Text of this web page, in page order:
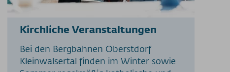
Kirchliche Veranstaltungen
Bei den Bergbahnen Oberstdorf
Kleinwalsertal finden im Winter sowie